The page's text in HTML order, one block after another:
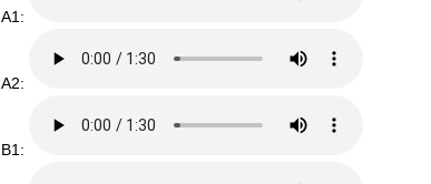
A1:
A2:
B1: